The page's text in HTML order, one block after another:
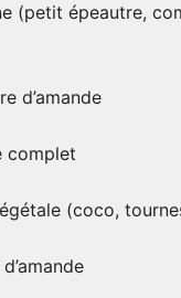
(petit épeautre,
d’amande
complet
(coco,